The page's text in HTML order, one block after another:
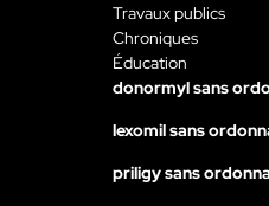
Travaux publics
Chroniques
Éducation
donormyl sans
lexomil sans
priligy sans